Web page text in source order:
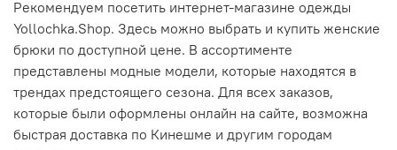
Рекомендуем посетить интернет-магазине одежды
Yollochka.Shop. Здесь можно выбрать и купить женские
брюки по доступной цене. В ассортименте
представлены модные модели, которые находятся в
трендах предстоящего сезона. Для всех заказов,
которые были оформлены онлайн на сайте, возможна
быстрая доставка по Кинешме и другим городам